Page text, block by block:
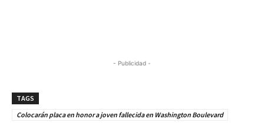
- Publicidad -
TAGS
Colocarán placa en honor a joven fallecida en Washington Boulevard